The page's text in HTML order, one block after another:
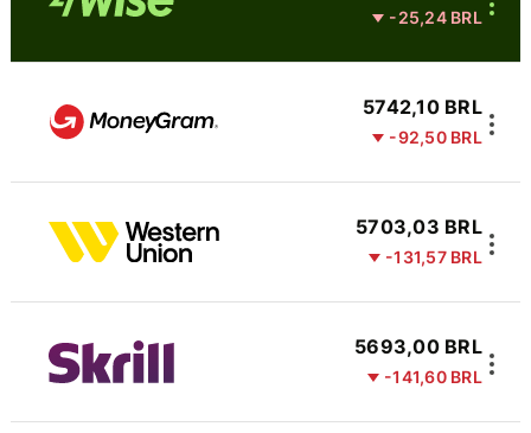
-25,24 BRL
5742,10 BRL
-92,50 BRL
5703,03 BRL
-131,57 BRL
5693,00 BRL
-141,60 BRL